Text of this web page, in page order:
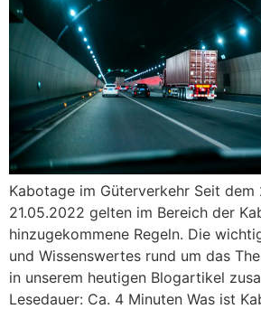
Kabotage im Güterverkehr Seit dem
21.05.2022 gelten im Bereich der
hinzugekommene Regeln. Die
und Wissenswertes rund um das
in unserem heutigen Blogartikel
Lesedauer: Ca. 4 Minuten Was ist